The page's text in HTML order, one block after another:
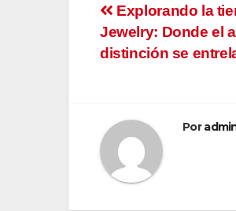
de
Explorando la
Jewelry: Donde el
distinción se
Por